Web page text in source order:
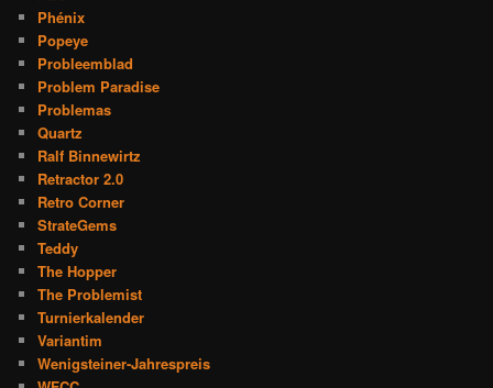
Phénix
Popeye
Probleemblad
Problem Paradise
Problemas
Quartz
Ralf Binnewirtz
Retractor 2.0
Retro Corner
StrateGems
Teddy
The Hopper
The Problemist
Turnierkalender
Variantim
Wenigsteiner-Jahrespreis